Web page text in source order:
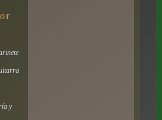
y